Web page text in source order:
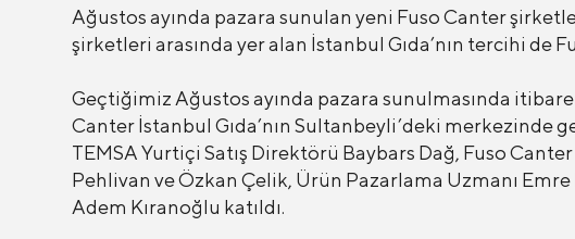
Ağustos ayında pazara sunulan yeni Fuso Canter
şirketleri arasında yer alan İstanbul Gıda’nın tercihi de
Geçtiğimiz Ağustos ayında pazara sunulmasında
Canter İstanbul Gıda’nın Sultanbeyli’deki merkezinde
TEMSA Yurtiçi Satış Direktörü Baybars Dağ, Fuso
Pehlivan ve Özkan Çelik, Ürün Pazarlama Uzmanı
Adem Kıranoğlu katıldı.